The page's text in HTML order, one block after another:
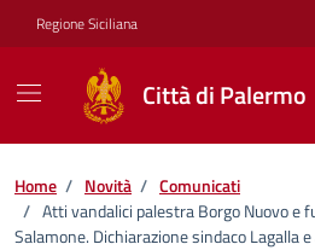
Vai ai contenuti
Vai al footer
Regione Siciliana
Città di Palermo
Home / Novità / Comunicati
/ Atti vandalici palestra Borgo Nuovo e
Salamone. Dichiarazione sindaco Lagalla